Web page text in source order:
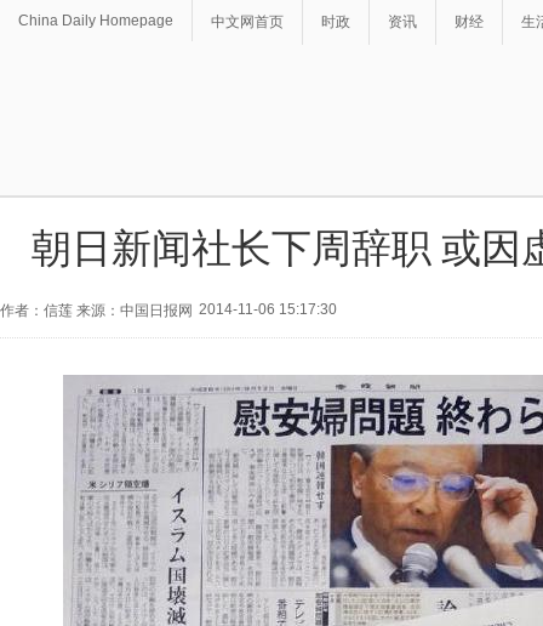
China Daily Homepage 中文网首页 时政 资讯 财经 生
朝日新闻社长下周辞职 或因
作者：信莲 来源：中国日报网 2014-11-06 15:17:30